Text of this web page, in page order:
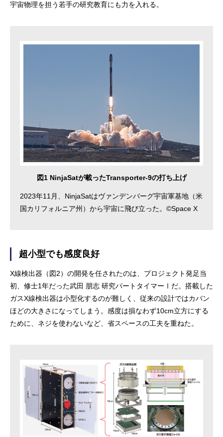
宇宙物理を担う若手の研究教育にも力を入れる。
図1 NinjaSatが載ったTransporter-9の打ち上げ
2023年11月、NinjaSatはヴァンデンバーグ宇宙軍基地（米
国カリフォルニア州）から宇宙に飛び立った。©Space X
超小型でも感度良好
X線検出器（図2）の開発を任されたのは、プロジェクト発足当
初、修士1年だった武田 朋志 研究パートタイマーⅠだ。搭載した
ガスX線検出器は小型化するのが難しく、従来の設計ではカバン
ほどの大きさになってしまう。感度は損なわず10cm立方にする
ために、ネジを使わないなど、省スペースの工夫を重ねた。